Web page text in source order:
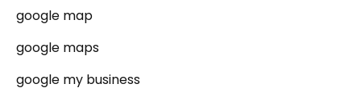
google map
google maps
google my business